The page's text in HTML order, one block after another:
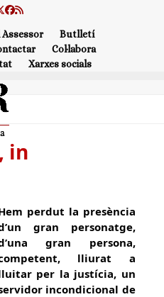
Facebook
RSS
Assessor
Butlletí
Col·labora
Xarxes socials
in
perdut la presència
gran personatge,
gran persona,
lliurat a
per la justícia, un
incondicional de